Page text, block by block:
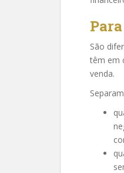
São
têm em
venda.